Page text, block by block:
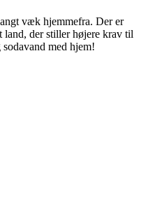
væk hjemmefra. Der er
land, der stiller højere krav til
med hjem!